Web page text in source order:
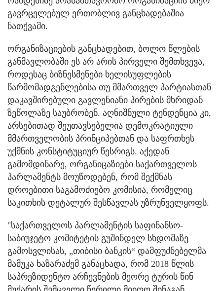
გავრცელებულ ერთობლივ განცხადებაშია
ნათქვამი.
ორგანიზაციების განცხადებით, ბოლო წლების
განმავლობაში ეს არ არის პირველი შემთხვევა,
როდესაც ბიზნესმენები ხელისუფლების
წარმომადგენლებისა თუ მმართველ პარტიასთან
დაკავშირებული გავლენიანი პირების მხრიდან
ზეწოლაზე საუბრობენ. აღნიშნული ტენდენცია კი,
არსებითად შეუთავსებელია დემოკრატიული
მმართველობის პრინციპებთან და საფრთხეს
უქმნის კონსტიტუციურ წესრიგს. აქედან
გამომდინარე, ორგანიცაზიები საქართველოს
პარლამენტს მოუწოდებენ, რომ შექმნას
დროებითი საგამოძიებო კომისია, რომელიც
საკითხის დეტალურ შესწავლას უზრუნველყოფს.
"საქართველოს პარლამენტის საფინანსო-
საბიუჯეტო კომიტეტის გუშინდელ სხდომაზე
გამოსვლისას, „თიბისი ბანკის“ დამფუძნებელმა
მამუკა ხაზარაძემ განაცხადა, რომ 2018 წლის
საპრეზიდენტო არჩევნების მეორე ტურის წინ